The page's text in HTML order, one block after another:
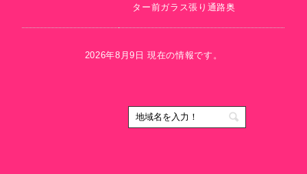
ター前ガラス張り通路奥
2026年8月9日 現在の情報です。